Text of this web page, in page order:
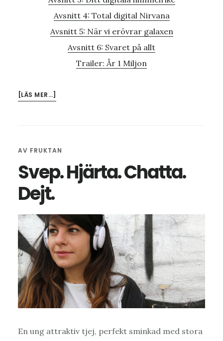
Avsnitt 4: Total digital Nirvana
Avsnitt 5: När vi erövrar galaxen
Avsnitt 6: Svaret på allt
Trailer: År 1 Miljon
[LÄS MER…]
AV FRUKTAN
Svep. Hjärta. Chatta.
Dejt.
En ung attraktiv tjej, perfekt sminkad med stora